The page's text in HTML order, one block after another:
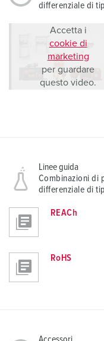
differenziale di
Accetta i
cookie di
marketing
per guardare
questo video.
Linee guida
Combinazioni di
differenziale di
REACh
RoHS